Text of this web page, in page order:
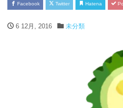
Facebook Twitter Hatena
6 12月, 2016 未分類